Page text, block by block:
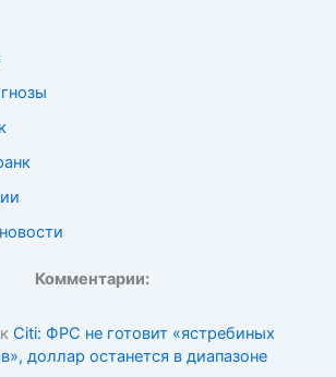
Комментарии:
Citi: ФРС не готовит «ястребиных
доллар останется в диапазоне